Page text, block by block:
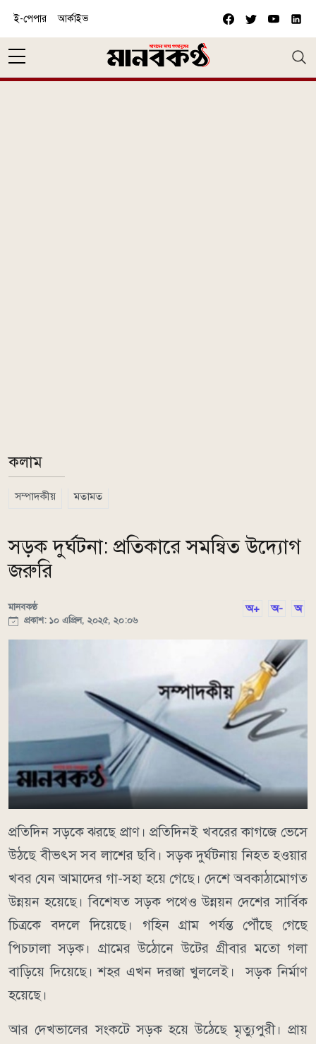
ই-পেপার আর্কাইভ
কলাম
সম্পাদকীয় মতামত
সড়ক দুর্ঘটনা: প্রতিকারে সমন্বিত উদ্যোগ
জরুরি
মানবকণ্ঠ
প্রকাশ: ১০ এপ্রিল, ২০২৫, ২০:০৬
অ+ অ- অ
প্রতিদিন সড়কে ঝরছে প্রাণ। প্রতিদিনই খবরের কাগজে ভেসে
উঠছে বীভৎস সব লাশের ছবি। সড়ক দুর্ঘটনায় নিহত হওয়ার
খবর যেন আমাদের গা-সহা হয়ে গেছে। দেশে অবকাঠামোগত
উন্নয়ন হয়েছে। বিশেষত সড়ক পথেও উন্নয়ন দেশের সার্বিক
চিত্রকে বদলে দিয়েছে। গহিন গ্রাম পর্যন্ত পৌঁছে গেছে
পিচঢালা সড়ক। গ্রামের উঠোনে উটের গ্রীবার মতো গলা
বাড়িয়ে দিয়েছে। শহর এখন দরজা খুললেই। সড়ক নির্মাণ
হয়েছে।
আর দেখভালের সংকটে সড়ক হয়ে উঠেছে মৃত্যুপুরী। প্রায়